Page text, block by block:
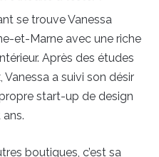
se trouve Vanessa
et-Marne avec une riche
Après des études
a suivi son désir
start-up de design
boutiques, c’est sa